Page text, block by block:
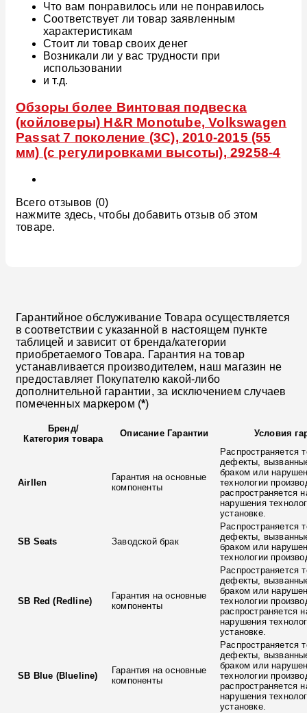
Что вам понравилось или не понравилось
Соответствует ли товар заявленным
характеристикам
Стоит ли товар своих денег
Возникали ли у вас трудности при
использовании
и т.д.
Обзоры более Винтовая подвеска
(койловеры) H&R Monotube, Volkswagen
Passat 7 поколение (3C), 2010-2015 (55
мм) (с регулировками высоты), 29258-4
Всего отзывов (0)
нажмите здесь, чтобы добавить отзыв об этом
товаре.
Гарантийное обслуживание Товара осуществляется
в соответствии с указанной в настоящем пункте
таблицей и зависит от бренда/категории
приобретаемого Товара. Гарантия на товар
устанавливается производителем, наш магазин не
предоставляет Покупателю какой-либо
дополнительной гарантии, за исключением случаев
помеченных маркером (*)
Бренд/
Категория товара
Описание Гарантии Условия
Airllen
Гарантия на основные
компоненты
Распространяется
дефекты,
браком или
технологии
распространяется
нарушения
установке.
SB Seats Заводской брак
Распространяется
дефекты,
браком или
технологии
SB Red (Redline)
Гарантия на основные
компоненты
Распространяется
дефекты,
браком или
технологии
распространяется
нарушения
установке.
SB Blue (Blueline)
Гарантия на основные
компоненты
Распространяется
дефекты,
браком или
технологии
распространяется
нарушения
установке.